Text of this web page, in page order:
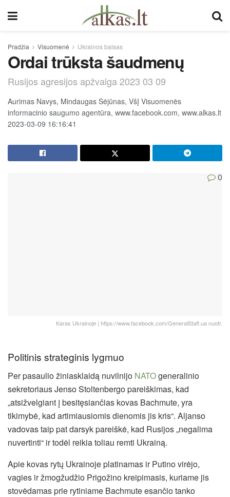
Pradžia Visuomenė Ukrainos balsas
Ordai trūksta šaudmenų
Rusijos agresijos apžvalga 2023 03 09
Aurimas Navys, Mindaugas Sėjūnas, VšĮ Visuomenės
informacinio saugumo agentūra, www.facebook.com, www.alkas.lt
2023-03-09 16:16:41
0
Karas Ukrainoje | https://www.facebook.com/GeneralStaff.ua nuotr.
Politinis strateginis lygmuo
Per pasaulio žiniasklaidą nuvilnijo NATOgeneralinio
sekretoriaus Jenso Stoltenbergo pareiškimas, kad
„atsižvelgiant į besitęsiančias kovas Bachmute, yra
tikimybė, kad artimiausiomis dienomis jis kris“. Aljanso
vadovas taip pat darsyk pareiškė, kad Rusijos „negalima
nuvertinti“ ir todėl reikia toliau remti Ukrainą.
Apie kovas rytų Ukrainoje platinamas ir Putino virėjo,
vagies ir žmogžudžio Prigožino kreipimasis, kuriame jis
stovėdamas prie rytiniame Bachmute esančio tanko